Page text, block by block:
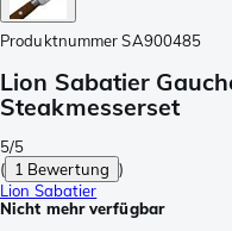
Produktnummer SA900485
Lion Sabatier
Steakmesserset
5/5
( 1 Bewertung )
Lion Sabatier
Nicht mehr verfügbar